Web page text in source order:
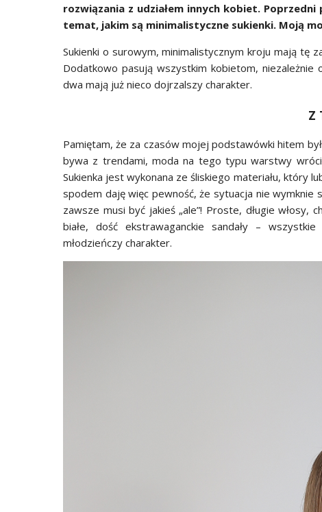
rozwiązania z udziałem innych kobiet. Poprzedni
temat, jakim są minimalistyczne sukienki. Moją
Sukienki o surowym, minimalistycznym kroju mają tę
Dodatkowo pasują wszystkim kobietom,
dwa mają już nieco dojrzalszy charakter.
Z
Pamiętam, że za czasów mojej podstawówki hitem
bywa z trendami, moda na tego typu warstwy
Sukienka jest wykonana ze śliskiego materiału, który
spodem daję więc pewność, że sytuacja nie wymknie
zawsze musi być jakieś „ale”! Proste, długie
białe, dość ekstrawaganckie sandały –
młodzieńczy charakter.